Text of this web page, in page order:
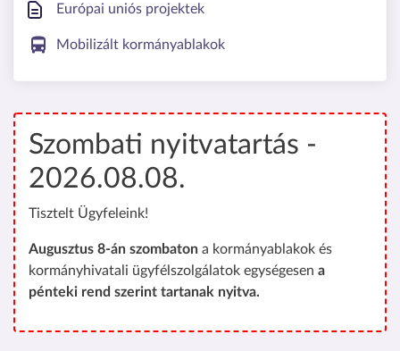
Európai uniós projektek
Mobilizált kormányablakok
Szombati nyitvatartás -
2026.08.08.
Tisztelt Ügyfeleink!
Augusztus 8-án szombaton a kormányablakok és
kormányhivatali ügyfélszolgálatok egységesen a
pénteki rend szerint tartanak nyitva.